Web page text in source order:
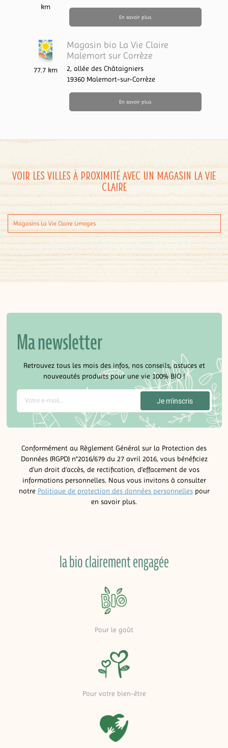
km
En savoir plus
77.7 km
Magasin bio La Vie Claire
Malemort sur Corrèze
2, allée des Châtaigniers
19360 Malemort-sur-Corrèze
En savoir plus
Voir les villes à proximité avec un magasin La Vie
Claire
Magasins La Vie Claire Limoges
Ma newsletter
Retrouvez tous les mois des infos, nos conseils, astuces et
nouveautés produits pour une vie 100% BIO !
Conformément au Règlement Général sur la Protection des
Données (RGPD) n°2016/679 du 27 avril 2016, vous bénéficiez
d’un droit d’accès, de rectification, d’effacement de vos
informations personnelles. Nous vous invitons à consulter
notre Politique de protection des données personnellespour
en savoir plus.
la bio clairement engagée
Pour le goût
Pour votre bien-être